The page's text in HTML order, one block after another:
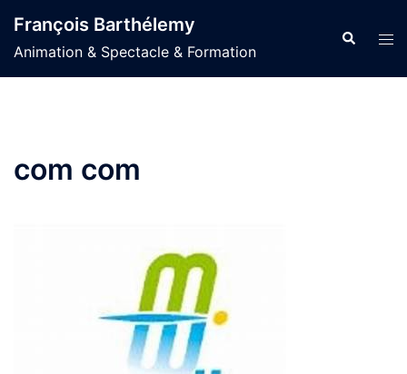
au
contenu
François Barthélemy
Animation & Spectacle & Formation
com com